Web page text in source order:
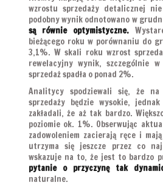
wzrostu sprzedaży detalicznej
podobny wynik odnotowano w
są równie optymistyczne.
bieżącego roku w porównaniu do
3,1%. W skali roku wzrost
rewelacyjny wynik, szczególnie
sprzedaż spadła o ponad 2%.
Analitycy spodziewali się, że
sprzedaży będzie wysokie,
zakładali, że aż tak bardzo.
poziomie ok. 1%. Obserwując
zadowoleniem zacierają ręce i
utrzyma się jeszcze przez co
wskazuje na to, że jest to bardzo
pytanie o przyczynę tak
naturalne.